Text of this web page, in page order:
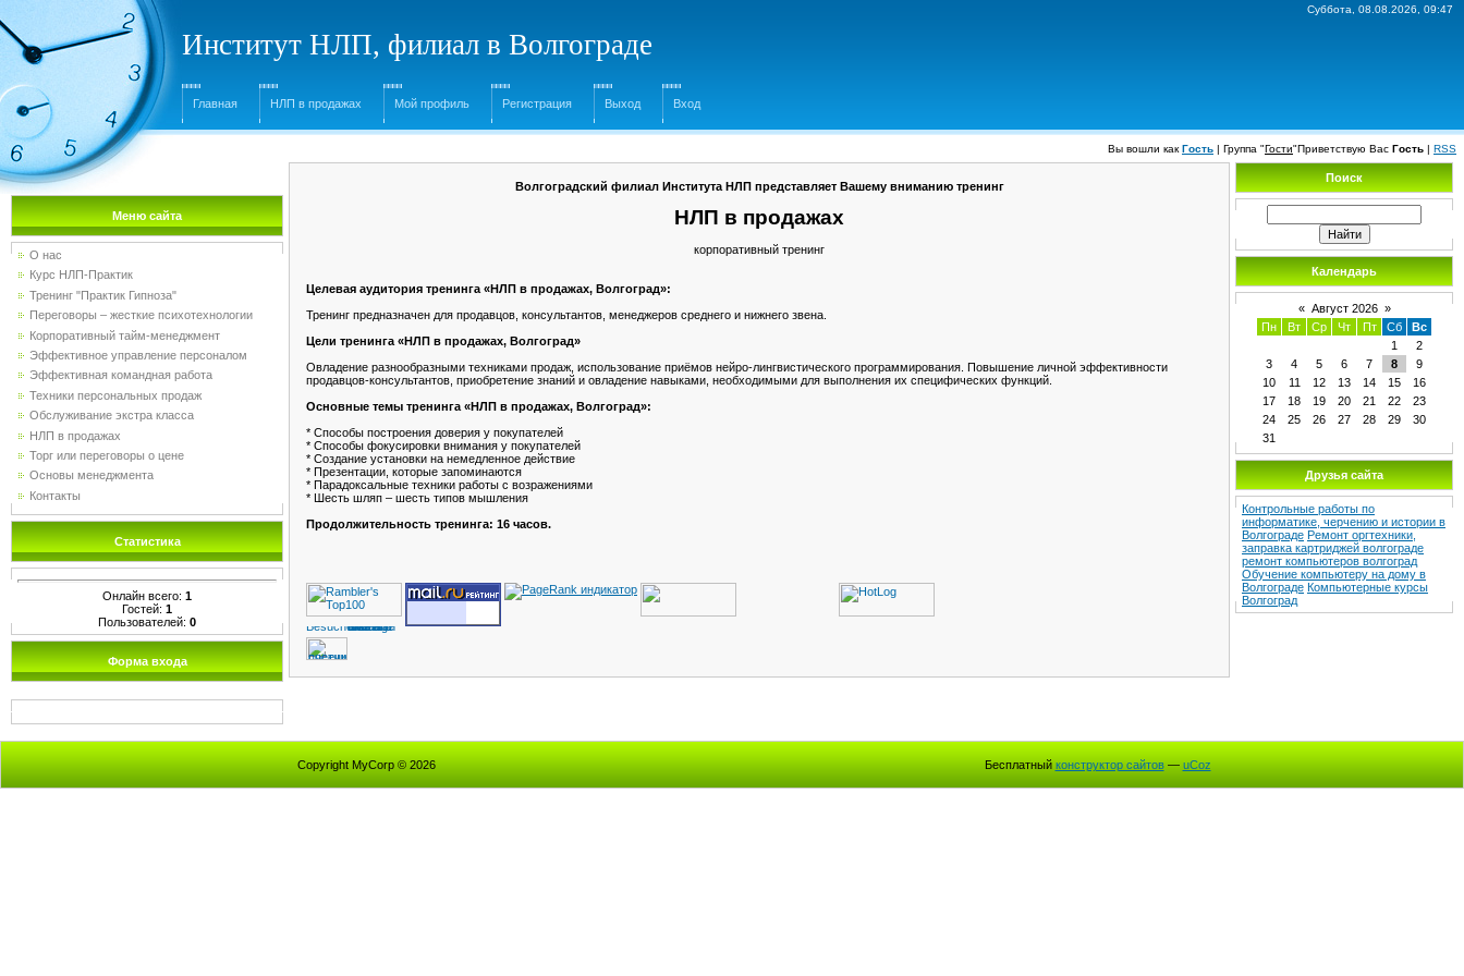
Суббота, 08.08.2026, 09:47
Институт НЛП, филиал в Волгограде
Главная НЛП в продажах Мой профиль Регистрация Выход Вход
Вы вошли как Гость | Группа "Гости"Приветствую Вас Гость | RSS
Меню сайта
О нас
Курс НЛП-Практик
Тренинг "Практик Гипноза"
Переговоры – жесткие психотехнологии
Корпоративный тайм-менеджмент
Эффективное управление персоналом
Эффективная командная работа
Техники персональных продаж
Обслуживание экстра класса
НЛП в продажах
Торг или переговоры о цене
Основы менеджмента
Контакты
Статистика
Онлайн всего: 1
Гостей: 1
Пользователей: 0
Форма входа
Волгоградский филиал Института НЛП представляет Вашему вниманию тренинг
НЛП в продажах
корпоративный тренинг
Целевая аудитория тренинга «НЛП в продажах, Волгоград»:
Тренинг предназначен для продавцов, консультантов, менеджеров среднего и нижнего звена.
Цели тренинга «НЛП в продажах, Волгоград»
Овладение разнообразными техниками продаж, использование приёмов нейро-лингвистического программирования. Повышение личной эффективности
продавцов-консультантов, приобретение знаний и овладение навыками, необходимыми для выполнения их специфических функций.
Основные темы тренинга «НЛП в продажах, Волгоград»:
* Способы построения доверия у покупателей
* Способы фокусировки внимания у покупателей
* Создание установки на немедленное действие
* Презентации, которые запоминаются
* Парадоксальные техники работы с возражениями
* Шесть шляп – шесть типов мышления
Продолжительность тренинга: 16 часов.
Поиск
Календарь
« Август 2026 »
Пн
Вт Ср Чт Пт Сб
Вс
1
2
3
4 5 6 7 8
9
10
11 12 13 14 15
16
17
18 19 20 21 22
23
24
25 26 27 28 29
30
31
Друзья сайта
Контрольные работы по
информатике, черчению и истории в
Волгограде Ремонт оргтехники,
заправка картриджей волгограде
ремонт компьютеров волгоград
Обучение компьютеру на дому в
Волгограде Компьютерные курсы
Волгоград
Copyright MyCorp © 2026 Бесплатный конструктор сайтов— uCoz